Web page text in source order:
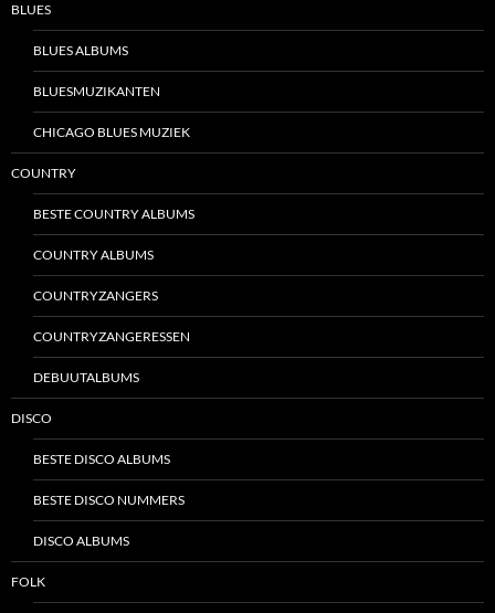
BLUES
BLUES ALBUMS
BLUESMUZIKANTEN
CHICAGO BLUES MUZIEK
COUNTRY
BESTE COUNTRY ALBUMS
COUNTRY ALBUMS
COUNTRYZANGERS
COUNTRYZANGERESSEN
DEBUUTALBUMS
DISCO
BESTE DISCO ALBUMS
BESTE DISCO NUMMERS
DISCO ALBUMS
FOLK